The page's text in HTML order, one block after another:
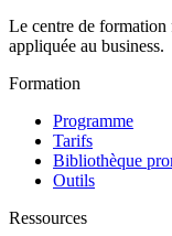
Le centre de
appliquée au business.
Formation
Programme
Tarifs
Bibliothèque
Outils
Ressources